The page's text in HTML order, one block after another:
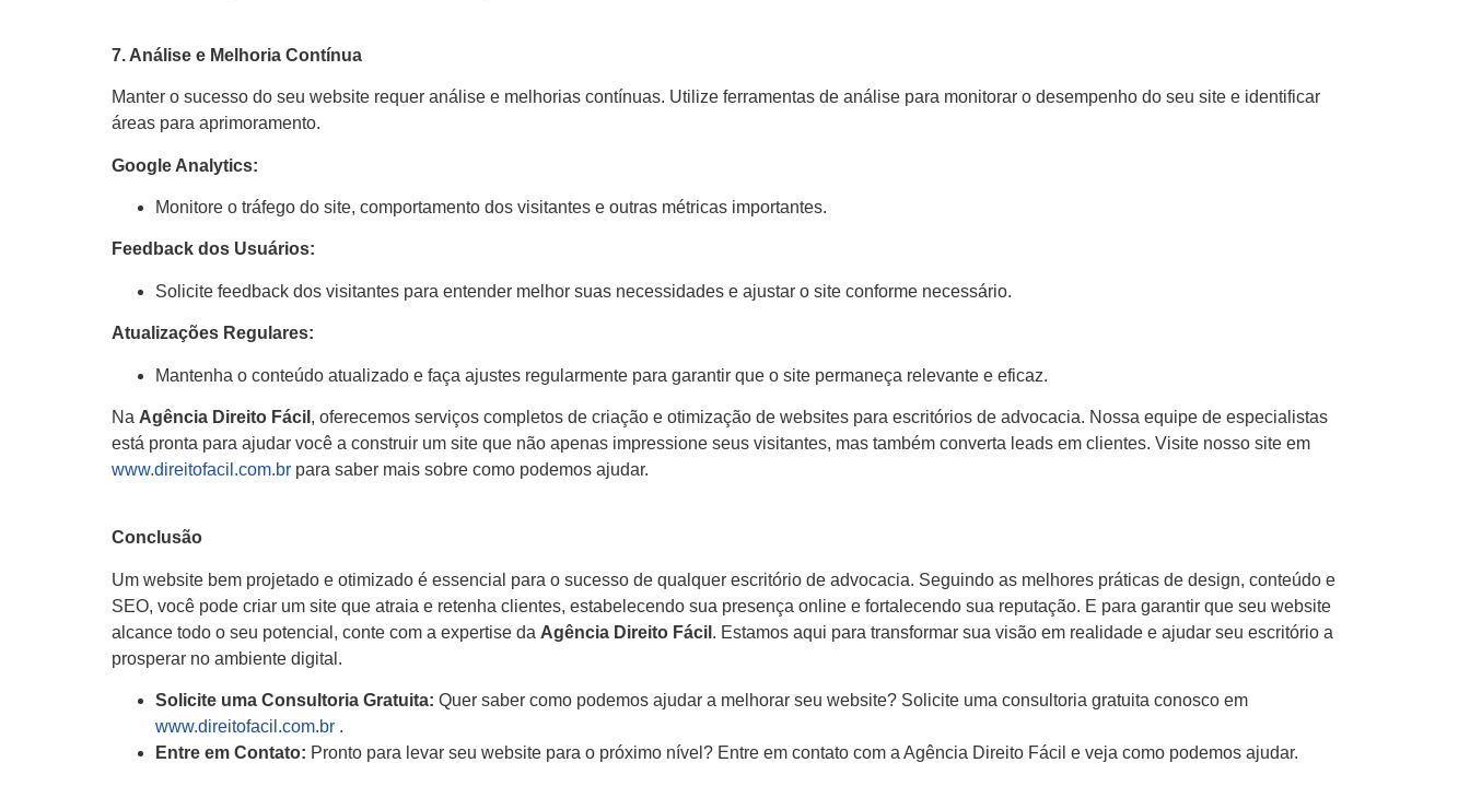
7. Análise e Melhoria Contínua
Manter o sucesso do seu website requer análise e melhorias contínuas. Utilize ferramentas de análise para monitorar o desempenho do seu site e identificar
áreas para aprimoramento.
Google Analytics:
Monitore o tráfego do site, comportamento dos visitantes e outras métricas importantes.
Feedback dos Usuários:
Solicite feedback dos visitantes para entender melhor suas necessidades e ajustar o site conforme necessário.
Atualizações Regulares:
Mantenha o conteúdo atualizado e faça ajustes regularmente para garantir que o site permaneça relevante e eficaz.
Na Agência Direito Fácil , oferecemos serviços completos de criação e otimização de websites para escritórios de advocacia. Nossa equipe de especialistas
está pronta para ajudar você a construir um site que não apenas impressione seus visitantes, mas também converta leads em clientes. Visite nosso site em
www.direitofacil.com.br para saber mais sobre como podemos ajudar.
Conclusão
Um website bem projetado e otimizado é essencial para o sucesso de qualquer escritório de advocacia. Seguindo as melhores práticas de design, conteúdo e
SEO, você pode criar um site que atraia e retenha clientes, estabelecendo sua presença online e fortalecendo sua reputação. E para garantir que seu website
alcance todo o seu potencial, conte com a expertise da Agência Direito Fácil . Estamos aqui para transformar sua visão em realidade e ajudar seu escritório a
prosperar no ambiente digital.
Solicite uma Consultoria Gratuita: Quer saber como podemos ajudar a melhorar seu website? Solicite uma consultoria gratuita conosco em
www.direitofacil.com.br .
Entre em Contato: Pronto para levar seu website para o próximo nível? Entre em contato com a Agência Direito Fácil e veja como podemos ajudar.